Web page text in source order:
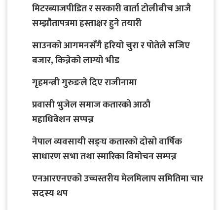
मिटरब्याजपीडित र सरकारी वार्ता टोलीबीच आजै
सम्झौतापत्रमा हस्ताक्षर हुने तयारी
साउनको आगमनसँगै हरियो चुरा र पोतेले सजिए
बजार, किन्नेको लाग्यो भीड
गृहमन्त्री गुरुङले दिए राजीनामा
प्रवासी भुजेल समाज कतारको आठाै
महाधिवेशन सप्पन्न
नेपाल व्यवसायी सङ्घ कतारको दोस्रो वार्षिक
साधारण सभा तथा स्मारिका विमोचन सम्पन्न
एनआरएनएको उच्चस्तरीय मेलमिलाप समितिमा चार
सदस्य थप